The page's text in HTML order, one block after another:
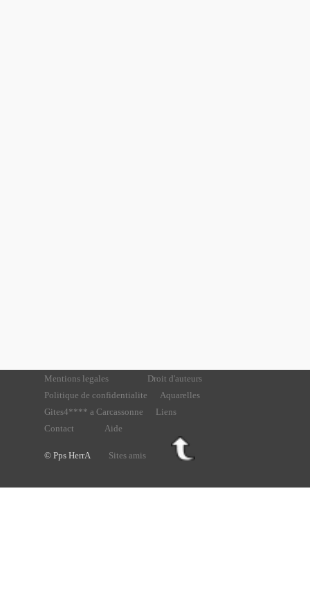
Mentions legales
Droit d'auteurs
Politique de confidentialite
Aquarelles
Gites4**** a Carcassonne
Liens
Contact
Aide
© Pps HerrA Sites amis